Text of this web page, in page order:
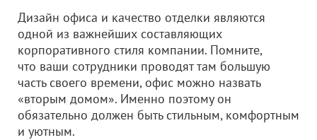
Дизайн офиса и качество отделки являются
одной из важнейших составляющих
корпоративного стиля компании. Помните,
что ваши сотрудники проводят там большую
часть своего времени, офис можно назвать
«вторым домом». Именно поэтому он
обязательно должен быть стильным, комфортным
и уютным.